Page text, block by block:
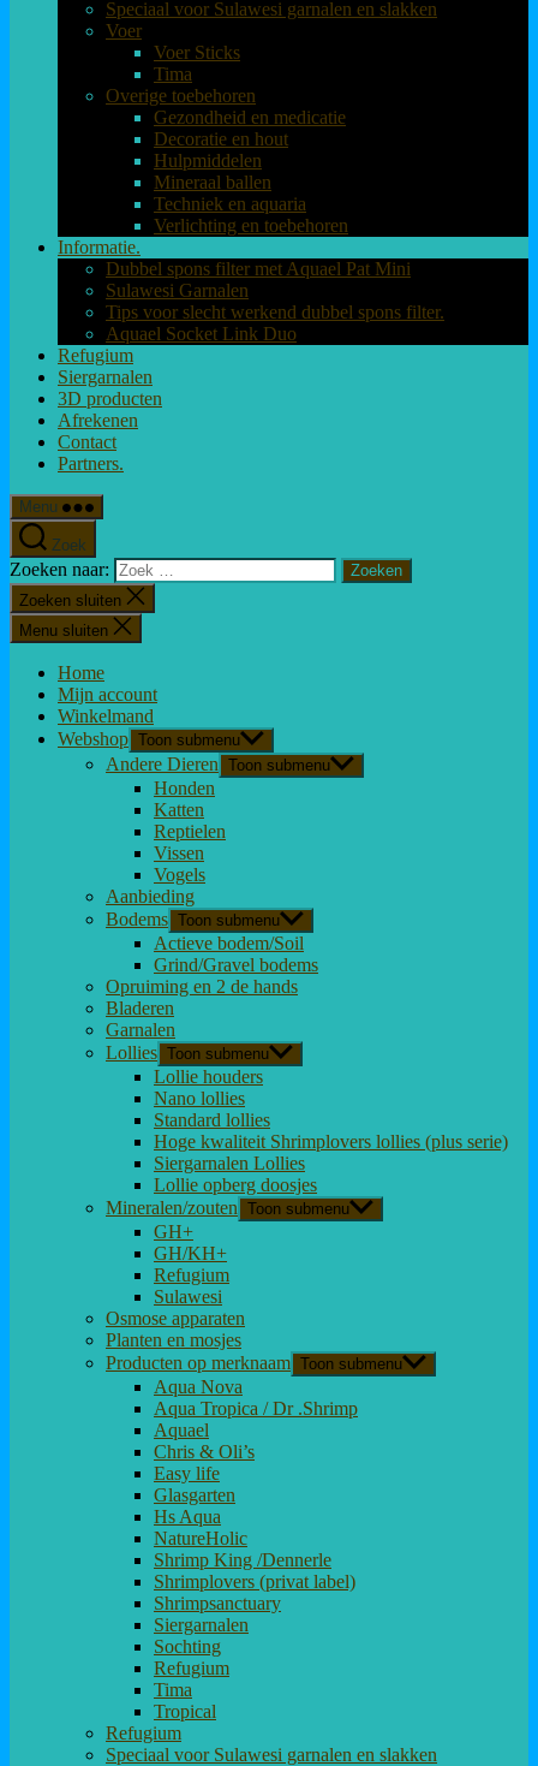
Speciaal voor Sulawesi garnalen en slakken
Voer
Voer Sticks
Tima
Overige toebehoren
Gezondheid en medicatie
Decoratie en hout
Hulpmiddelen
Mineraal ballen
Techniek en aquaria
Verlichting en toebehoren
Informatie.
Dubbel spons filter met Aquael Pat Mini
Sulawesi Garnalen
Tips voor slecht werkend dubbel spons filter.
Aquael Socket Link Duo
Refugium
Siergarnalen
3D producten
Afrekenen
Contact
Partners.
Menu
Zoek
Zoeken naar:
Zoeken sluiten
Menu sluiten
Home
Mijn account
Winkelmand
Webshop Toon submenu
Andere Dieren Toon submenu
Honden
Katten
Reptielen
Vissen
Vogels
Aanbieding
Bodems Toon submenu
Actieve bodem/Soil
Grind/Gravel bodems
Opruiming en 2 de hands
Bladeren
Garnalen
Lollies Toon submenu
Lollie houders
Nano lollies
Standard lollies
Hoge kwaliteit Shrimplovers lollies (plus serie)
Siergarnalen Lollies
Lollie opberg doosjes
Mineralen/zouten Toon submenu
GH+
GH/KH+
Refugium
Sulawesi
Osmose apparaten
Planten en mosjes
Producten op merknaam Toon submenu
Aqua Nova
Aqua Tropica / Dr .Shrimp
Aquael
Chris & Oli’s
Easy life
Glasgarten
Hs Aqua
NatureHolic
Shrimp King /Dennerle
Shrimplovers (privat label)
Shrimpsanctuary
Siergarnalen
Sochting
Refugium
Tima
Tropical
Refugium
Speciaal voor Sulawesi garnalen en slakken